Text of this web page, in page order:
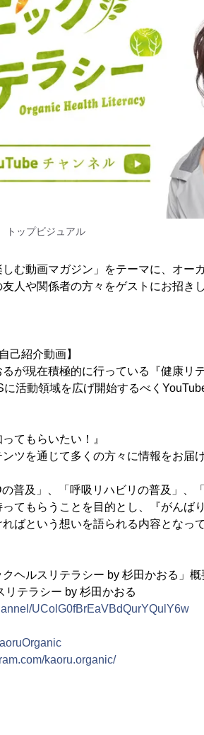
トップビジュアル
む動画マガジン」をテーマに、オー
人や関係者の方々をゲストにお招き
己紹介動画】
が現在積極的に行っている『健康リ
活動領域を広げ開始するべく
てもらいたい！』
ツを通じて多くの方々に情報をお届
普及」、「呼吸リハビリの普及」、
てもらうことを目的とし、『がんば
ばという想いを語られる内容となっ
ヘルスリテラシー by 杉田かおる」概
テラシー by 杉田かおる
UColG0fBrEaVBdQurYQulY6w
kaoru.organic/